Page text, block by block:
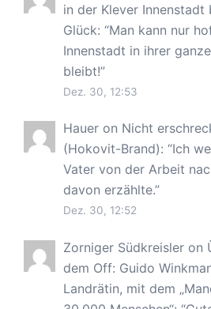
in der Klever Innenstadt
Glück: “Man kann nur
Innenstadt in ihrer
bleibt!”
Dez. 30, 12:53
Hauer on Nicht
(Hokovit-Brand): “Ich
Vater von der Arbeit
davon erzählte.”
Dez. 30, 12:52
Zorniger Südkreisler on
dem Off: Guido
Landrätin, mit dem